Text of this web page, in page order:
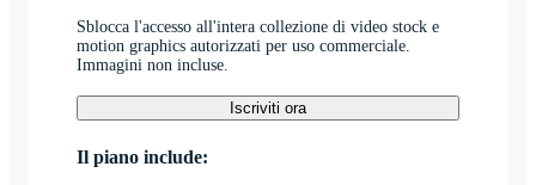
Sblocca l'accesso all'intera collezione di video stock e
motion graphics autorizzati per uso commerciale.
Immagini non incluse.
Iscriviti ora
Il piano include: